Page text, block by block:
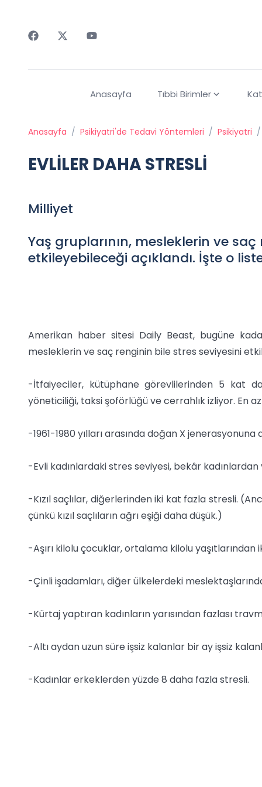
Anasayfa Tıbbi Birimler
Anasayfa / Psikiyatri'de Tedavi Yöntemleri / Psikiyatri /
EVLİLER DAHA STRESLİ
Milliyet
Yaş gruplarının, mesleklerin ve
etkileyebileceği açıklandı. İşte o
Amerikan haber sitesi Daily Beast, bugüne
mesleklerin ve saç renginin bile stres seviyesini
-İtfaiyeciler, kütüphane görevlilerinden 5 kat
yöneticiliği, taksi şoförlüğü ve cerrahlık izliyor. En
-1961-1980 yılları arasında doğan X
-Evli kadınlardaki stres seviyesi, bekâr kadınlardan
-Kızıl saçlılar, diğerlerinden iki kat fazla stresli.
çünkü kızıl saçlıların ağrı eşiği daha düşük.)
-Aşırı kilolu çocuklar, ortalama kilolu yaşıtlarından
-Çinli işadamları, diğer ülkelerdeki
-Kürtaj yaptıran kadınların yarısından fazlası
-Altı aydan uzun süre işsiz kalanlar bir ay işsiz
-Kadınlar erkeklerden yüzde 8 daha fazla stresli.